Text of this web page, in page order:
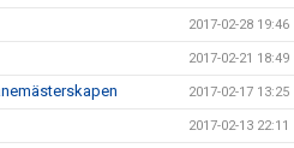
2017-02-28 19:46
2017-02-21 18:49
2017-02-17 13:25
2017-02-13 22:11